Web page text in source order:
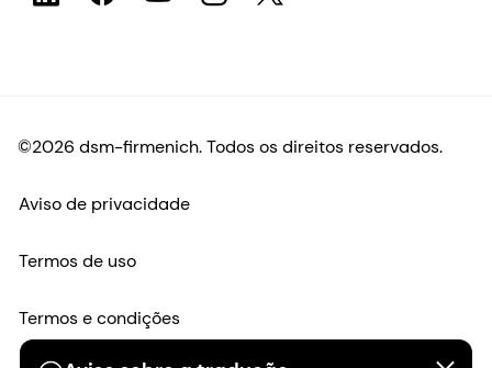
©2026 dsm-firmenich. Todos os direitos reservados.
Aviso de privacidade
Termos de uso
Termos e condições